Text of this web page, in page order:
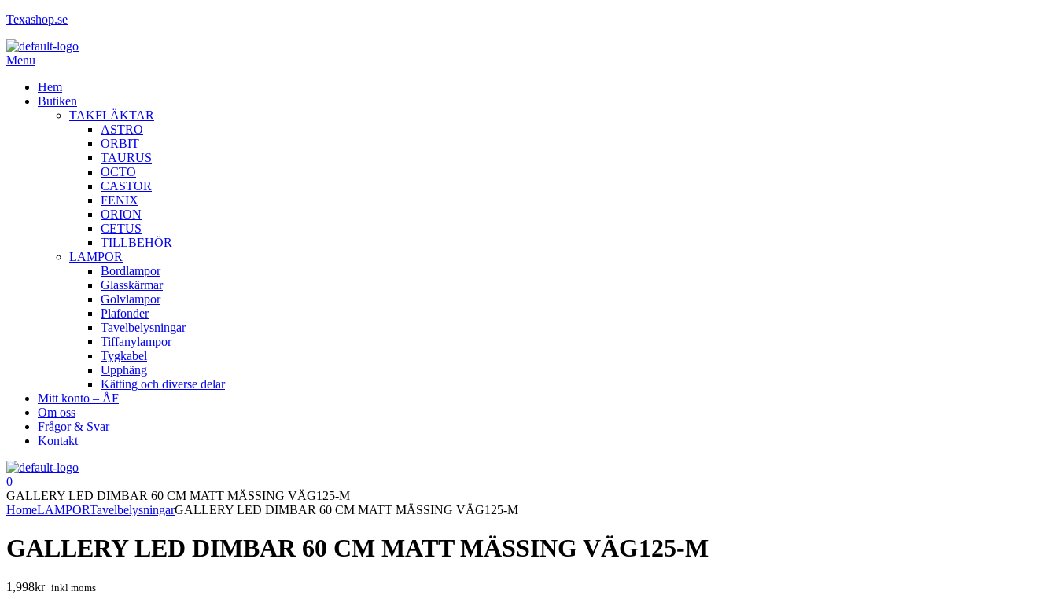
Texashop.se
Menu
Hem
Butiken
TAKFLÄKTAR
ASTRO
ORBIT
TAURUS
OCTO
CASTOR
FENIX
ORION
CETUS
TILLBEHÖR
LAMPOR
Bordlampor
Glasskärmar
Golvlampor
Plafonder
Tavelbelysningar
Tiffanylampor
Tygkabel
Upphäng
Kätting och diverse delar
Mitt konto – ÅF
Om oss
Frågor & Svar
Kontakt
0
GALLERY LED DIMBAR 60 CM MATT MÄSSING VÄG125-M
HomeLAMPORTavelbelysningarGALLERY LED DIMBAR 60 CM MATT MÄSSING VÄG125-M
GALLERY LED DIMBAR 60 CM MATT MÄSSING VÄG125-M
1,998kr inkl moms